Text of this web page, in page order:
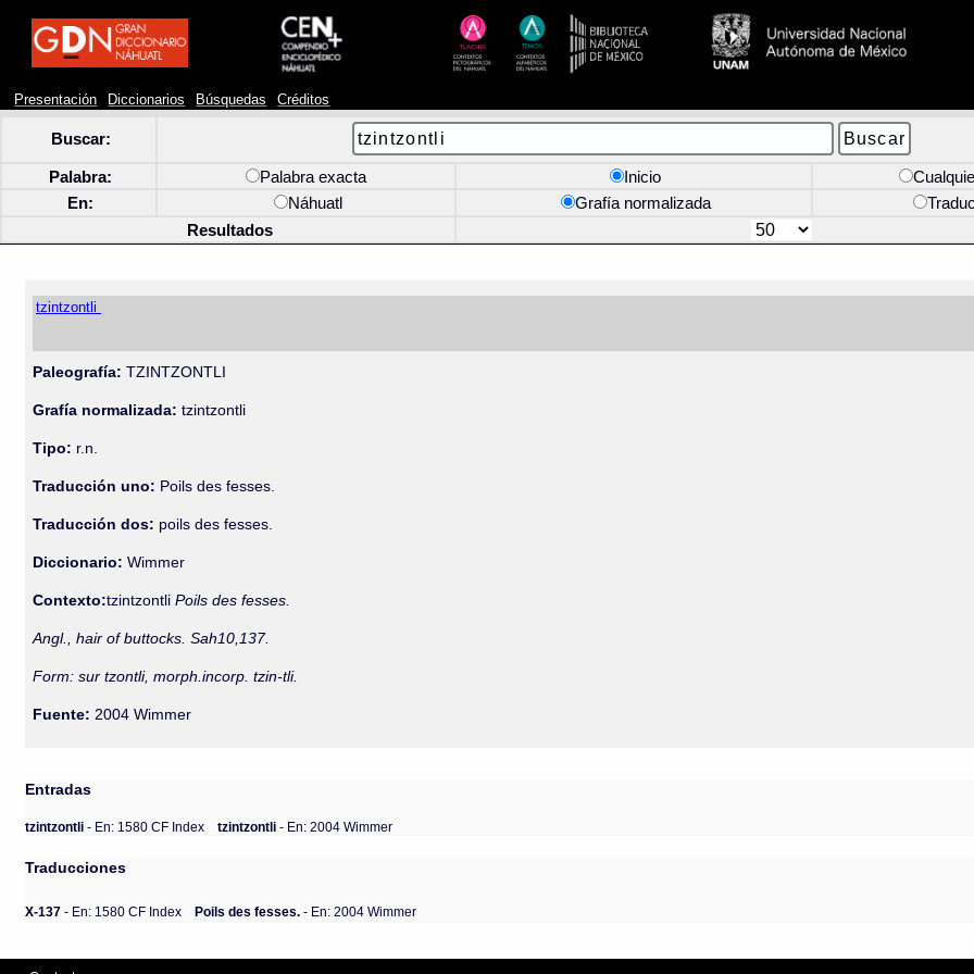
Presentación Diccionarios Búsquedas Créditos
Buscar:
Palabra: Palabra exacta Inicio
En:
Náhuatl Grafía normalizada
Resultados
tzintzontli
Paleografía: TZINTZONTLI
Grafía normalizada: tzintzontli
Tipo: r.n.
Traducción uno: Poils des fesses.
Traducción dos: poils des fesses.
Diccionario:Wimmer
Contexto:tzintzontliPoils des fesses.
Angl., hair of buttocks. Sah10,137.
Form: sur tzontli, morph.incorp. tzin-tli.
Fuente: 2004 Wimmer
Entradas
tzintzontli- En: 1580 CF Index tzintzontli- En: 2004 Wimmer
Traducciones
X-137 - En: 1580 CF Index Poils des fesses. - En: 2004 Wimmer